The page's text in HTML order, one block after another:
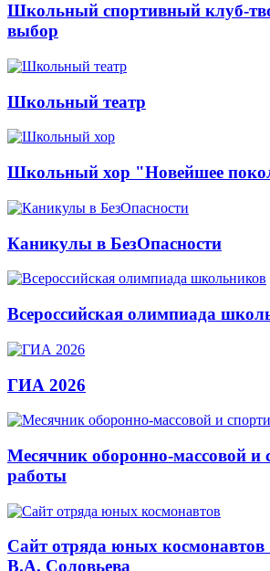
Школьный спортивный клуб-
выбор
Школьный театр
Школьный хор "Новейшее
Каникулы в БезОпасности
Всероссийская олимпиада
ГИА 2026
Месячник оборонно-массовой и
работы
Сайт отряда юных
В.А. Соловьева